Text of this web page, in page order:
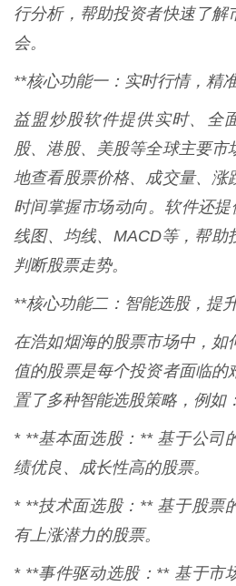
行分析，帮助投资者快速了解
会。
**核心功能一：实时行情，精
益盟炒股软件提供实时、全
股、港股、美股等全球主要市
地查看股票价格、成交量、涨
时间掌握市场动向。软件还
线图、均线、MACD等，帮助
判断股票走势。
**核心功能二：智能选股，提
在浩如烟海的股票市场中，如
值的股票是每个投资者面临的
置了多种智能选股策略，例如：
* **基本面选股：** 基于公司
绩优良、成长性高的股票。
* **技术面选股：** 基于股票
有上涨潜力的股票。
* **事件驱动选股：** 基于市